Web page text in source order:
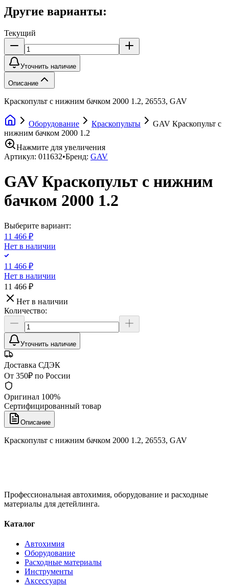
Другие варианты:
Текущий
Уточнить наличие
Описание
Краскопульт с нижним бачком 2000 1.2, 26553, GAV
Оборудование Краскопульты
GAV Краскопульт с
нижним бачком 2000 1.2
Нажмите для увеличения
Артикул: 011632•Бренд: GAV
GAV Краскопульт с нижним
бачком 2000 1.2
Выберите вариант:
11 466 ₽
Нет в наличии
11 466 ₽
Нет в наличии
11 466 ₽
Нет в наличии
Количество:
Уточнить наличие
Доставка СДЭК
От 350₽ по России
Оригинал 100%
Сертифицированный товар
Описание
Краскопульт с нижним бачком 2000 1.2, 26553, GAV
Профессиональная автохимия, оборудование и расходные
материалы для детейлинга.
Каталог
Автохимия
Оборудование
Расходные материалы
Инструменты
Аксессуары